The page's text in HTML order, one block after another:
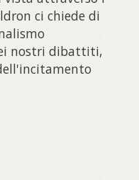
ci chiede di
nostri dibattiti,